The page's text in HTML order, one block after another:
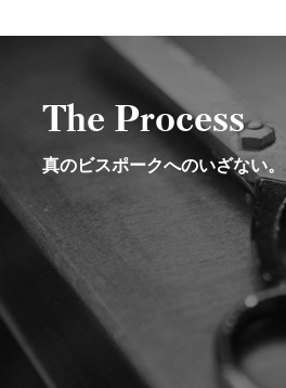
The Process
真のビスポークへのいざない。